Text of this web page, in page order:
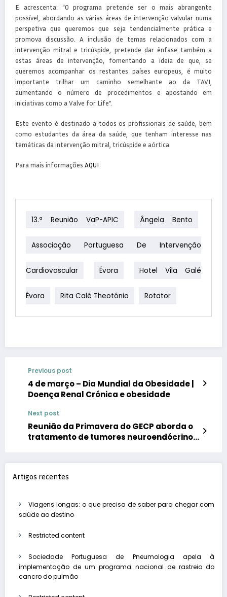
E acrescenta: “O programa pretende ser o mais abrangente
possível, abordando as várias áreas de intervenção valvular numa
perspetiva que queremos que seja tendencialmente prática e
promova discussão. A inclusão de temas relacionados com a
intervenção mitral e tricúspide, pretende dar ênfase também a
estas áreas de intervenção, fomentando a ideia de que, se
queremos acompanhar os restantes países europeus, é muito
importante trilhar um caminho semelhante ao da TAVI,
aumentando o número de procedimentos e apostando em
iniciativas como a Valve for Life”.
Este evento é destinado a todos os profissionais de saúde, bem
como estudantes da área da saúde, que tenham interesse nas
temáticas da intervenção mitral, tricúspide e aórtica.
Para mais informações AQUI
13.ª Reunião VaP-APIC Ângela Bento
Associação Portuguesa De Intervenção
Cardiovascular Évora Hotel Vila Galé
Évora Rita Calé Theotónio Rotator
Previous post
4 de março – Dia Mundial da Obesidade |
Doença Renal Crónica e obesidade
Next post
Reunião da Primavera do GECP aborda o
tratamento de tumores neuroendócrinos
Artigos recentes
Viagens longas: o que precisa de saber para chegar com
saúde ao destino
Restricted content
Sociedade Portuguesa de Pneumologia apela à
implementação de um programa nacional de rastreio do
cancro do pulmão